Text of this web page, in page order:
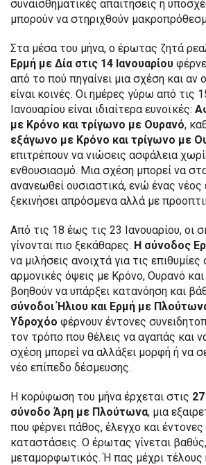
συναισθηματικές απαιτήσεις ή
μπορούν να στηριχθούν
Στα μέσα του μήνα, ο έρωτας ζητά
Ερμή με Δία στις 14 Ιανουαρίου
από το πού πηγαίνει μια σχέση και αν
είναι κοινές. Οι ημέρες γύρω από τις
Ιανουαρίου είναι ιδιαίτερα ευνοϊκές:
με Κρόνο και τρίγωνο με Ουρανό,
εξάγωνο με Κρόνο και τρίγωνο με
επιτρέπουν να νιώσεις ασφάλεια
ενθουσιασμό. Μια σχέση μπορεί να
ανανεωθεί ουσιαστικά, ενώ ένας
ξεκινήσει απρόσμενα αλλά με
Από τις 18 έως τις 23 Ιανουαρίου, οι
γίνονται πιο ξεκάθαρες. Η σύνοδος
να μιλήσεις ανοιχτά για τις
αρμονικές όψεις με Κρόνο, Ουρανό
βοηθούν να υπάρξει κατανόηση και
σύνοδοι Ήλιου και Ερμή με
Υδροχόο φέρνουν έντονες
τον τρόπο που θέλεις να αγαπάς και
σχέση μπορεί να αλλάξει μορφή ή να
νέο επίπεδο δέσμευσης.
Η κορύφωση του μήνα έρχεται στις
σύνοδο Άρη με Πλούτωνα, μια
που φέρνει πάθος, έλεγχο και
καταστάσεις. Ο έρωτας γίνεται
μεταμορφωτικός. Ή πας μέχρι τέλους